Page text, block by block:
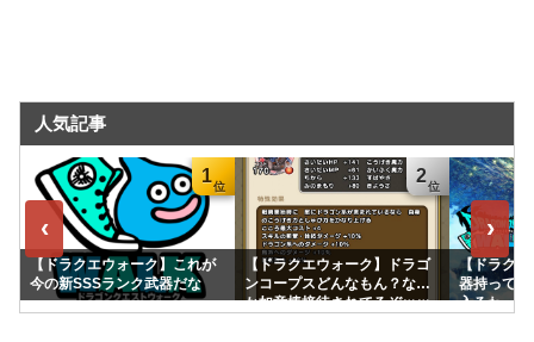
人気記事
‹
1
【ドラクエウォーク】これが
今の新SSSランク武器だな
2
【ドラクエウォーク】ドラゴ
ンコープスどんなもん？なん
か如意棒接待されてるぞｗｗ
【ドラク
器持って
入るわ
›